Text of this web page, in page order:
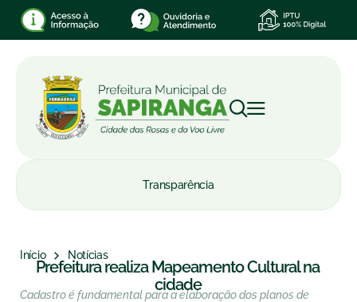
Transparência
Início Notícias
Prefeitura realiza Mapeamento Cultural na
cidade
Cadastro é fundamental para a elaboração dos planos de